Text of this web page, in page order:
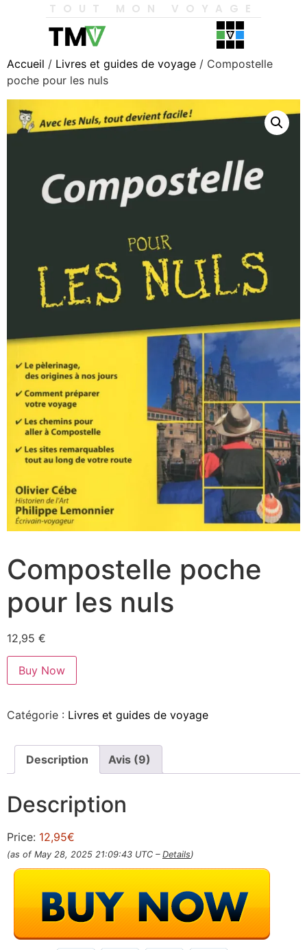
TOUT MON VOYAGE
Accueil / Livres et guides de voyage / Compostelle
poche pour les nuls
Compostelle poche
pour les nuls
12,95 €
Buy Now
Catégorie : Livres et guides de voyage
Description Avis (9)
Description
Price: 12,95€
(as of May 28, 2025 21:09:43 UTC – Details)